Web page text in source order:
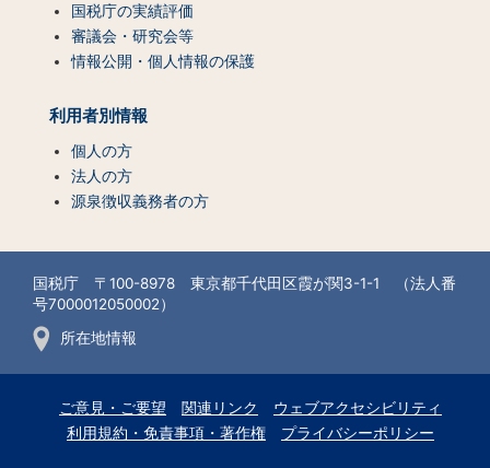
国税庁の実績評価
審議会・研究会等
情報公開・個人情報の保護
利用者別情報
個人の方
法人の方
源泉徴収義務者の方
国税庁 〒100-8978 東京都千代田区霞が関3-1-1 （法人番
号7000012050002）
所在地情報
ご意見・ご要望 関連リンク
ウェブアクセシビリティ
利用規約・免責事項・著作権
プライバシーポリシー